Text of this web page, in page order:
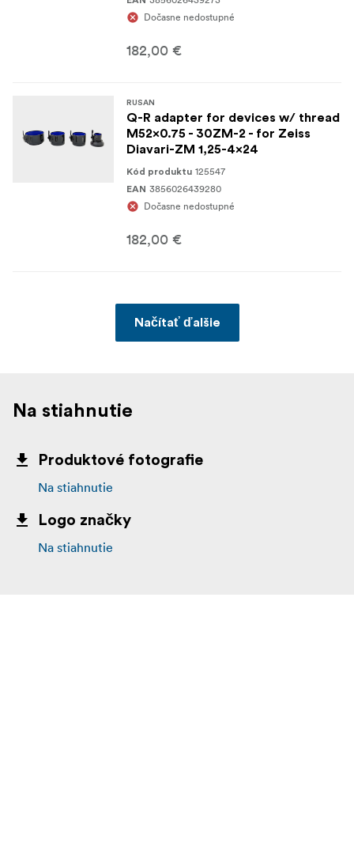
Dočasne nedostupné
182,00 €
RUSAN
Q-R adapter for devices w/ thread
M52x0.75 - 30ZM-2 - for Zeiss
Diavari-ZM 1,25-4x24
Kód produktu 125547
EAN 3856026439280
Dočasne nedostupné
182,00 €
Načítať ďalšie
Na stiahnutie
Produktové fotografie
Na stiahnutie
Logo značky
Na stiahnutie